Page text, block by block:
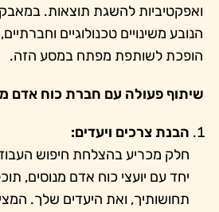
ואפקטיביות להשגת תוצאות. במאבק
הנובע משינויים טכנולוגיים
הופכת לשותפת מפתח במסע הזה.
שיתוף פעולה עם חברת כוח אדם
הבנת צרכים ויעדים:
חלק מכריע בהצלחת חיפוש
יחד עם יועצי כוח אדם מנוסים,
תחושותיך, ואת היעדים שלך.